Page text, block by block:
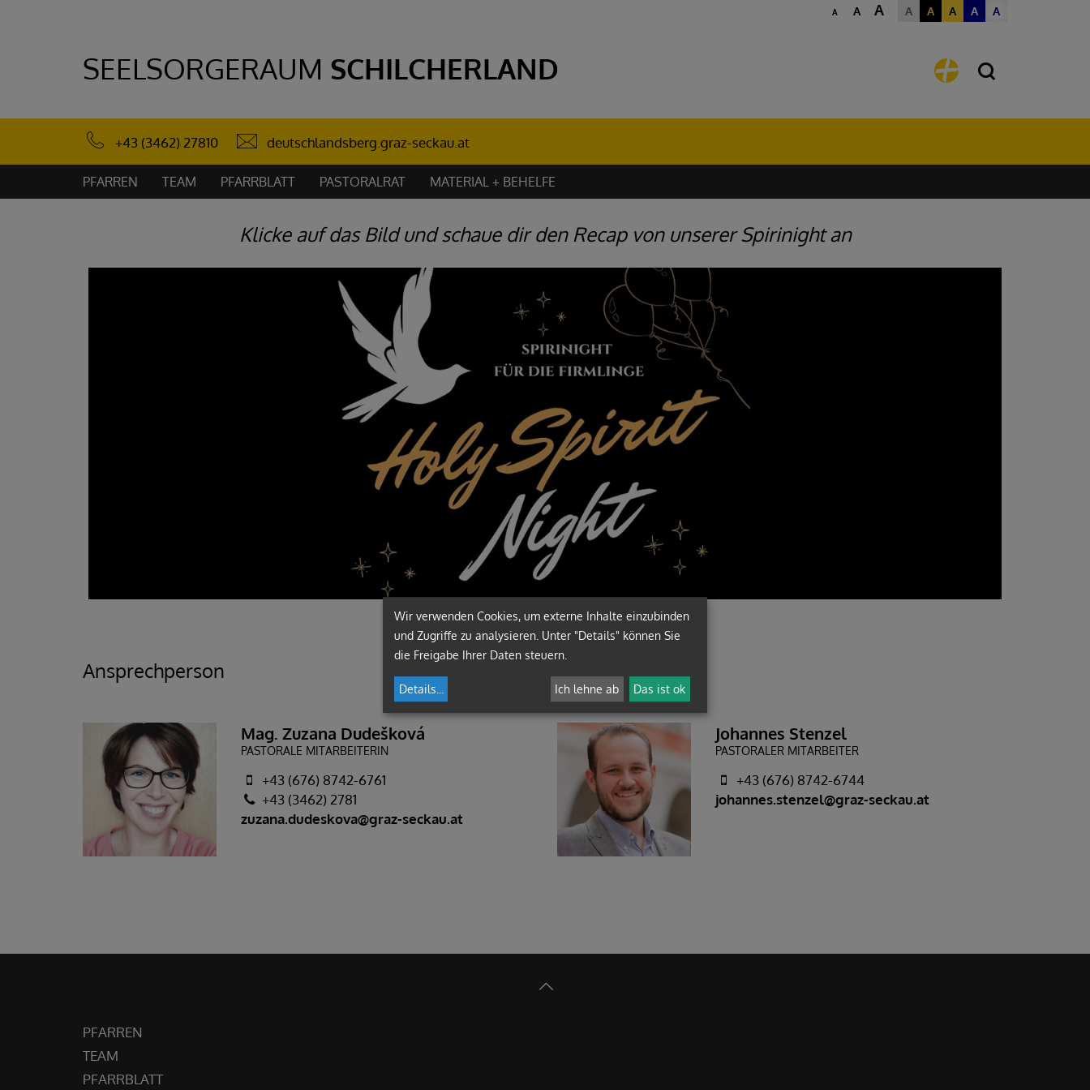
A A A A A A A A
SEELSORGERAUM SCHILCHERLAND
+43 (3462) 27810 deutschlandsberg.graz-seckau.at
PFARREN TEAM PFARRBLATT PASTORALRAT MATERIAL + BEHELFE
Klicke auf das Bild und schaue dir den Recap von unserer Spirinight an
Ansprechperson
Mag. Zuzana Dudešková
PASTORALE MITARBEITERIN
+43 (676) 8742-6761
+43 (3462) 2781
zuzana.dudeskova@graz-seckau.at
Johannes Stenzel
PASTORALER MITARBEITER
+43 (676) 8742-6744
johannes.stenzel@graz-seckau.at
PFARREN
TEAM
PFARRBLATT
Wir verwenden Cookies, um externe Inhalte einzubinden
und Zugriffe zu analysieren. Unter "Details" können Sie
die Freigabe Ihrer Daten steuern.
Details Ich lehne ab Das ist ok